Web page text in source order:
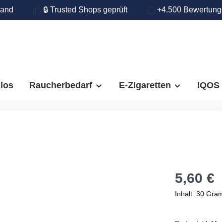
🔒 Trusted Shops geprüft +4.500
Raucherbedarf E-Zigaretten IQOS
5,60 €
Inhalt: 30